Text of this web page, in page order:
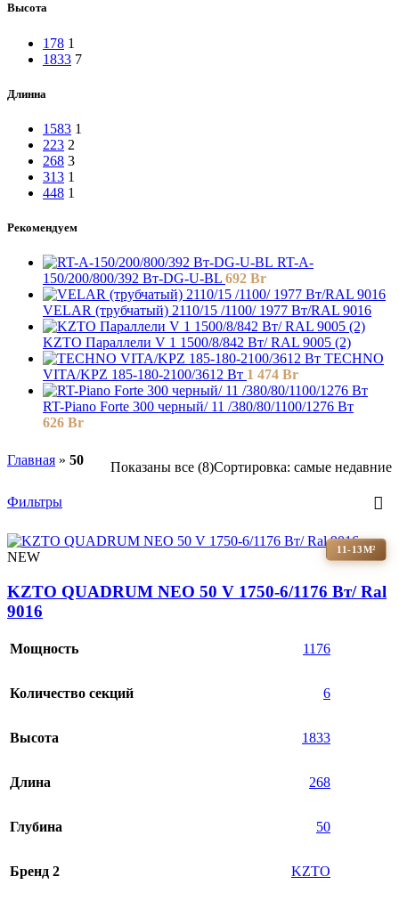
Высота
178 1
1833 7
Длинна
1583 1
223 2
268 3
313 1
448 1
Рекомендуем
RT-A-
150/200/800/392 Вт-DG-U-BL 692 Br
VELAR (трубчатый) 2110/15 /1100/ 1977 Bт/RAL 9016
KZTO Параллели V 1 1500/8/842 Вт/ RAL 9005 (2)
TECHNO
VITA/KPZ 185-180-2100/3612 Вт 1 474 Br
RT-Piano Forte 300 черный/ 11 /380/80/1100/1276 Вт
626 Br
Главная » 50 Показаны все (8)Сортировка: самые недавние
Фильтры
11-13М²
NEW
KZTO QUADRUM NEO 50 V 1750-6/1176 Вт/ Ral
9016
Мощность 1176
Количество секций 6
Высота 1833
Длина 268
Глубина 50
Бренд 2 KZTO